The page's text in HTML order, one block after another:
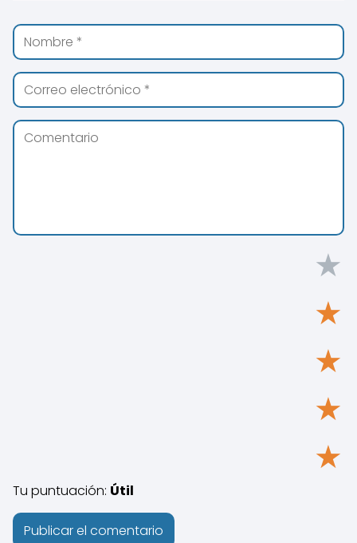
★
★
★
★
★
Tu puntuación: Útil